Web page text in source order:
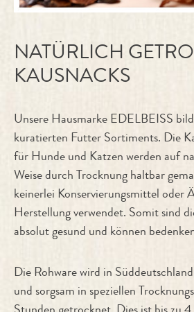
NATÜRLICH
KAUSNACKS
Unsere Hausmarke EDELBEISS
kuratierten Futter Sortiments. Die
für Hunde und Katzen werden auf
Weise durch Trocknung haltbar
keinerlei Konservierungsmittel oder
Herstellung verwendet. Somit sind
absolut gesund und können
Die Rohware wird in
und sorgsam in speziellen